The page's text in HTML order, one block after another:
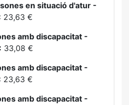
en situació d'atur -
23,63 €
amb discapacitat -
33,08 €
amb discapacitat -
23,63 €
amb discapacitat -